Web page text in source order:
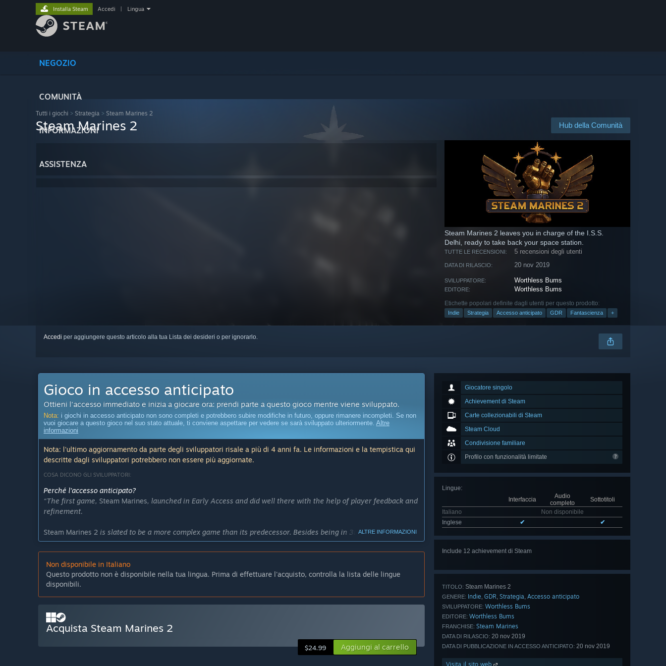
NEGOZIO
COMUNITÀ
INFORMAZIONI
ASSISTENZA
Installa Steam Accedi Lingua
Tutti i giochi > Strategia > Steam Marines 2
Hub della Comunità
Steam Marines 2
Steam Marines 2 leaves you in charge of the I.S.S.
Delhi, ready to take back your space station.
TUTTE LE RECENSIONI: 5 recensioni degli utenti
DATA DI RILASCIO: 20 nov 2019
SVILUPPATORE: Worthless Bums
EDITORE: Worthless Bums
Etichette popolari definite dagli utenti per questo prodotto:
Indie Strategia Accesso anticipato GDR Fantascienza +
Accedi per aggiungere questo articolo alla tua Lista dei desideri o per ignorarlo.
Giocatore singolo
Achievement di Steam
Carte collezionabili di Steam
Steam Cloud
Condivisione familiare
Profilo con funzionalità limitate
Lingue:
Interfaccia
Audio
completo
Sottotitoli
Italiano
Non disponibile
Inglese
✔ ✔
Include 12 achievement di Steam
TITOLO: Steam Marines 2
GENERE: Indie, GDR, Strategia, Accesso anticipato
SVILUPPATORE: Worthless Bums
EDITORE: Worthless Bums
FRANCHISE: Steam Marines
DATA DI RILASCIO: 20 nov 2019
DATA DI PUBBLICAZIONE IN ACCESSO ANTICIPATO: 20 nov 2019
Visita il sito web
Gioco in accesso anticipato
Ottieni l'accesso immediato e inizia a giocare ora: prendi parte a questo gioco mentre viene sviluppato.
Nota: i giochi in accesso anticipato non sono completi e potrebbero subire modifiche in futuro, oppure rimanere incompleti. Se non
vuoi giocare a questo gioco nel suo stato attuale, ti conviene aspettare per vedere se sarà sviluppato ulteriormente. Altre
informazioni
Nota: l'ultimo aggiornamento da parte degli sviluppatori risale a più di 4 anni fa. Le informazioni e la tempistica qui
descritte dagli sviluppatori potrebbero non essere più aggiornate.
COSA DICONO GLI SVILUPPATORI:
Perché l'accesso anticipato?
“The first game, Steam Marines, launched in Early Access and did well there with the help of player feedback and
refinement.
Steam Marines 2 is slated to be a more complex game than its predecessor. Besides being in 3D as opposed to 2D,
there is a campaign mode and a post-campaign open world universe in the world.
It is absolutely likely that what I see for the future of the game will not be what players see, or what they'd
necessarily enjoy. Early Access helps with that!”
Per quanto tempo questo gioco rimarrà in accesso anticipato?
“Steam Marines 2is intended to be fully released in 2020.”
Quali saranno le differenze fra la versione completa e quella in accesso anticipato?
“Steam Marines 2's Early Access version is focused on getting the campaign and core game down: the turn-based
tactics, defining the marine class roles, and balancing enemy units and gear and upgrade paths.
The full version aims to more fully flesh out universe where the player can explore a procedurally universe and
ALTRE INFORMAZIONI
Non disponibile in Italiano
Questo prodotto non è disponibile nella tua lingua. Prima di effettuare l'acquisto, controlla la lista delle lingue
disponibili.
Acquista Steam Marines 2
$24.99 Aggiungi al carrello